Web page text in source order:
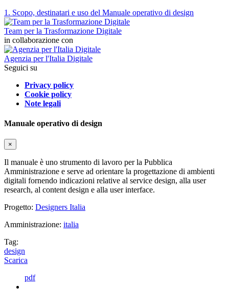
1. Scopo, destinatari e uso del Manuale operativo di design
Team per la Trasformazione Digitale
in collaborazione con
Agenzia per l'Italia Digitale
Seguici su
Privacy policy
Cookie policy
Note legali
Manuale operativo di design
×
Il manuale è uno strumento di lavoro per la Pubblica
Amministrazione e serve ad orientare la progettazione di ambienti
digitali fornendo indicazioni relative al service design, alla user
research, al content design e alla user interface.
Progetto: Designers Italia
Amministrazione: italia
Tag:
design
Scarica
pdf